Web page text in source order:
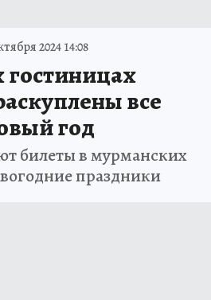
2024 14:08
все
год
билеты в мурманских
праздники